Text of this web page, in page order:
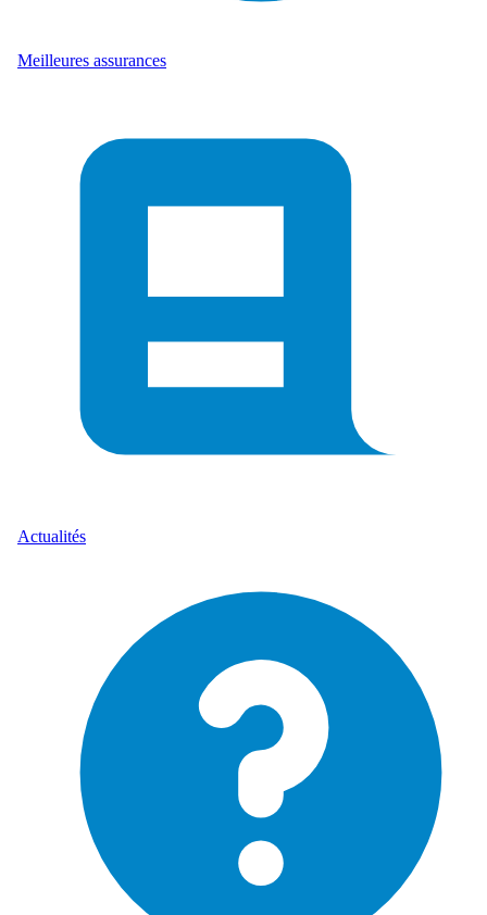
Meilleures assurances
Actualités